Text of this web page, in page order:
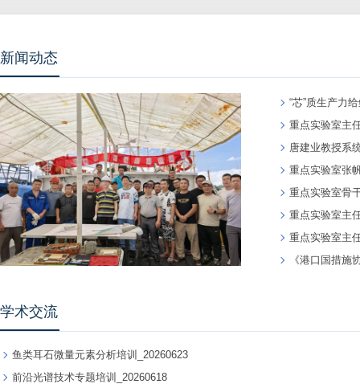
新闻动态
“芯”质生产力
重点实验室主
唐建业教授系
重点实验室张
重点实验室骨
重点实验室主
重点实验室主
《港口国措施
学术交流
鱼类耳石微量元素分析培训_20260623
前沿光谱技术专题培训_20260618